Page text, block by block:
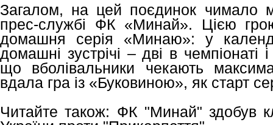
Загалом, на цей поєдинок чимало
прес-службі ФК «Минай». Цією
домашня серія «Минаю»: у
домашні зустрічі – дві в чемпіонаті
що вболівальники чекають
вдала гра із «Буковиною», як старт
Читайте також: ФК "Минай" здобув